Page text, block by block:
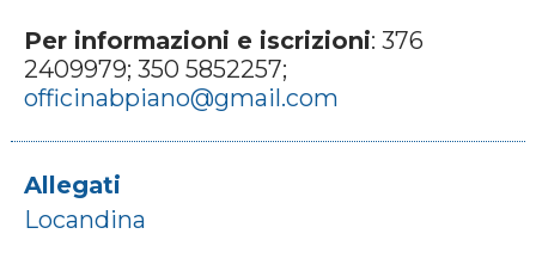
Per informazioni e iscrizioni: 376
2409979; 350 5852257;
officinabpiano@gmail.com
Allegati
Locandina